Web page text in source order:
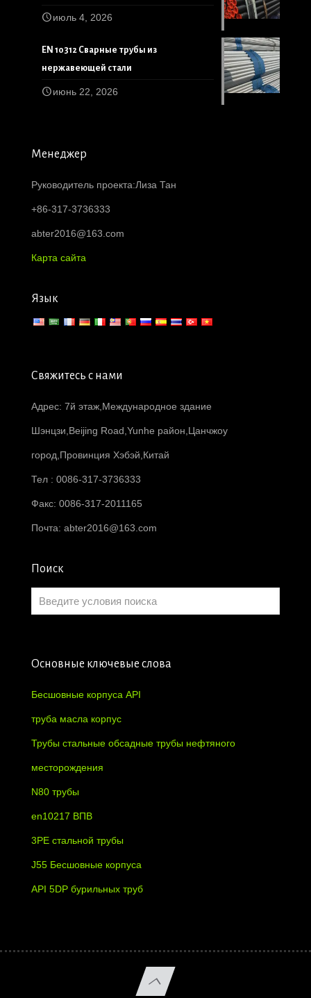
июль 4, 2026
EN 10312 Сварные трубы из
нержавеющей стали
июнь 22, 2026
Менеджер
Руководитель проекта:Лиза Тан
+86-317-3736333
abter2016@163.com
Карта сайта
Язык
Свяжитесь с нами
Адрес: 7й этаж,Международное здание
Шэнцзи,Beijing Road,Yunhe район,Цанчжоу
город,Провинция Хэбэй,Китай
Тел : 0086-317-3736333
Факс: 0086-317-2011165
Почта: abter2016@163.com
Поиск
Основные ключевые слова
Бесшовные корпуса API
труба масла корпус
Трубы стальные обсадные трубы нефтяного
месторождения
N80 трубы
en10217 ВПВ
3PE стальной трубы
J55 Бесшовные корпуса
API 5DP бурильных труб